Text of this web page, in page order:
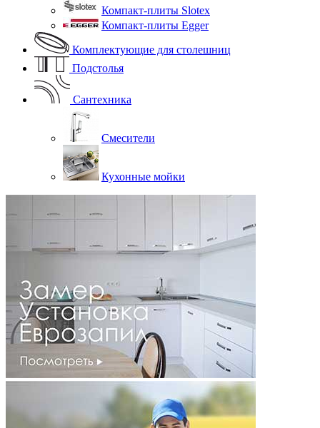
Компакт-плиты Slotex
Компакт-плиты Egger
Комплектующие для столешниц
Подстолья
Сантехника
Смесители
Кухонные мойки